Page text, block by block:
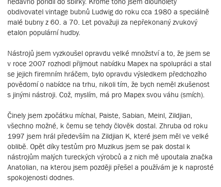
obdivovatel vintage bubnů Ludwig do roku cca 1980 a speciálně
malé bubny z 60. a 70. Let považuji za nepřekonaný zvukový
etalon populární hudby.
Nástrojů jsem vyzkoušel opravdu velké množství a to, že jsem se
v roce 2007 rozhodl přijmout nabídku Mapex na spolupráci a stal
se jejich firemním hráčem, bylo opravdu výsledkem předchozího
povědomí o nabídce na trhu, nikoli tím, že bych neměl zkušenost
s jinými nástroji. Což, myslím, má pro Mapex svou váhu (smích).
Činely jsem zpočátku míchal, Paiste, Sabian, Meinl, Zildjian,
všechno možné, k čemu se tehdy člověk dostal. Zhruba od roku
1997 jsem hrál především na Zildjian K, které jsem měl ve velké
oblibě. Opět díky testům pro Muzikus jsem se pak dostal k
nástrojům malých tureckých výrobců a z nich mě upoutala značka
Anatolian, na kterou jsem později přešel a používám je k naprosté
spokojenosti dodnes.